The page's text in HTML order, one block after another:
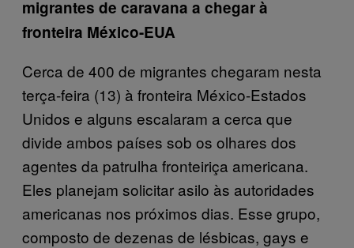
migrantes de caravana a chegar à
fronteira México-EUA
Cerca de 400 de migrantes chegaram nesta
terça-feira (13) à fronteira México-Estados
Unidos e alguns escalaram a cerca que
divide ambos países sob os olhares dos
agentes da patrulha fronteiriça americana.
Eles planejam solicitar asilo às autoridades
americanas nos próximos dias. Esse grupo,
composto de dezenas de lésbicas, gays e